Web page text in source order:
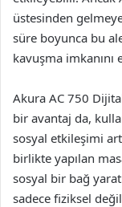
üstesinden
süre boyunca bu
kavuşma imkanını
Akura AC 750
bir avantaj da,
sosyal etkileşimi
birlikte yapılan
sosyal bir bağ
sadece fiziksel